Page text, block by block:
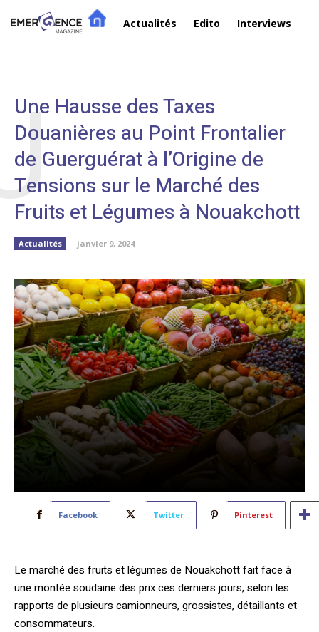
Actualités Edito Interviews
Une Hausse des Taxes
Douanières au Point Frontalier
de Guerguérat à l’Origine de
Tensions sur le Marché des
Fruits et Légumes à Nouakchott
Actualités janvier 9, 2024
Facebook Twitter Pinterest
Le marché des fruits et légumes de Nouakchott fait face à
une montée soudaine des prix ces derniers jours, selon les
rapports de plusieurs camionneurs, grossistes, détaillants et
consommateurs.